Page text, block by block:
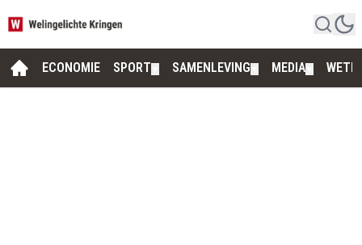
ECONOMIE SPORT SAMENLEVING MEDIA